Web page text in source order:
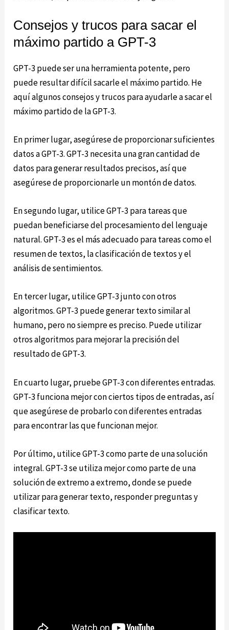
Consejos y trucos para sacar el
máximo partido a GPT-3
GPT-3 puede ser una herramienta potente, pero
puede resultar difícil sacarle el máximo partido. He
aquí algunos consejos y trucos para ayudarle a sacar el
máximo partido de la GPT-3.
En primer lugar, asegúrese de proporcionar suficientes
datos a GPT-3. GPT-3 necesita una gran cantidad de
datos para generar resultados precisos, así que
asegúrese de proporcionarle un montón de datos.
En segundo lugar, utilice GPT-3 para tareas que
puedan beneficiarse del procesamiento del lenguaje
natural. GPT-3 es el más adecuado para tareas como el
resumen de textos, la clasificación de textos y el
análisis de sentimientos.
En tercer lugar, utilice GPT-3 junto con otros
algoritmos. GPT-3 puede generar texto similar al
humano, pero no siempre es preciso. Puede utilizar
otros algoritmos para mejorar la precisión del
resultado de GPT-3.
En cuarto lugar, pruebe GPT-3 con diferentes entradas.
GPT-3 funciona mejor con ciertos tipos de entradas, así
que asegúrese de probarlo con diferentes entradas
para encontrar las que funcionan mejor.
Por último, utilice GPT-3 como parte de una solución
integral. GPT-3 se utiliza mejor como parte de una
solución de extremo a extremo, donde se puede
utilizar para generar texto, responder preguntas y
clasificar texto.